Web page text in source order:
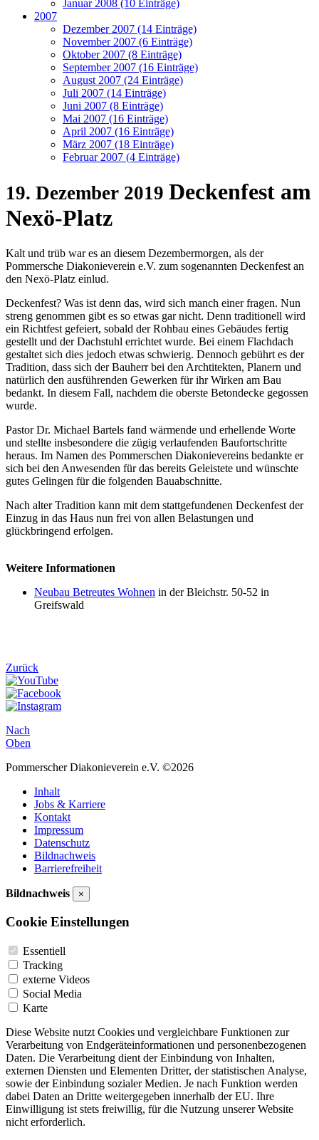
Januar 2008 (10 Einträge)
2007
Dezember 2007 (14 Einträge)
November 2007 (6 Einträge)
Oktober 2007 (8 Einträge)
September 2007 (16 Einträge)
August 2007 (24 Einträge)
Juli 2007 (14 Einträge)
Juni 2007 (8 Einträge)
Mai 2007 (16 Einträge)
April 2007 (16 Einträge)
März 2007 (18 Einträge)
Februar 2007 (4 Einträge)
19. Dezember 2019 Deckenfest am
Nexö-Platz
Kalt und trüb war es an diesem Dezembermorgen, als der
Pommersche Diakonieverein e.V. zum sogenannten Deckenfest an
den Nexö-Platz einlud.
Deckenfest? Was ist denn das, wird sich manch einer fragen. Nun
streng genommen gibt es so etwas gar nicht. Denn traditionell wird
ein Richtfest gefeiert, sobald der Rohbau eines Gebäudes fertig
gestellt und der Dachstuhl errichtet wurde. Bei einem Flachdach
gestaltet sich dies jedoch etwas schwierig. Dennoch gebührt es der
Tradition, dass sich der Bauherr bei den Archtitekten, Planern und
natürlich den ausführenden Gewerken für ihr Wirken am Bau
bedankt. In diesem Fall, nachdem die oberste Betondecke gegossen
wurde.
Pastor Dr. Michael Bartels fand wärmende und erhellende Worte
und stellte insbesondere die zügig verlaufenden Baufortschritte
heraus. Im Namen des Pommerschen Diakonievereins bedankte er
sich bei den Anwesenden für das bereits Geleistete und wünschte
gutes Gelingen für die folgenden Bauabschnitte.
Nach alter Tradition kann mit dem stattgefundenen Deckenfest der
Einzug in das Haus nun frei von allen Belastungen und
glückbringend erfolgen.
Weitere Informationen
Neubau Betreutes Wohnen in der Bleichstr. 50-52 in
Greifswald
Zurück
Nach
Oben
Pommerscher Diakonieverein e.V. ©2026
Inhalt
Jobs & Karriere
Kontakt
Impressum
Datenschutz
Bildnachweis
Barrierefreiheit
Bildnachweis ×
Cookie Einstellungen
Essentiell
Tracking
externe Videos
Social Media
Karte
Diese Website nutzt Cookies und vergleichbare Funktionen zur
Verarbeitung von Endgeräteinformationen und personenbezogenen
Daten. Die Verarbeitung dient der Einbindung von Inhalten,
externen Diensten und Elementen Dritter, der statistischen Analyse,
sowie der Einbindung sozialer Medien. Je nach Funktion werden
dabei Daten an Dritte weitergegeben innerhalb der EU. Ihre
Einwilligung ist stets freiwillig, für die Nutzung unserer Website
nicht erforderlich.